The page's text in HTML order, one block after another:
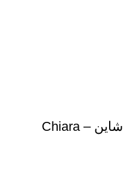
دوشی کوچک کیارا صورتی شاین – Chiara